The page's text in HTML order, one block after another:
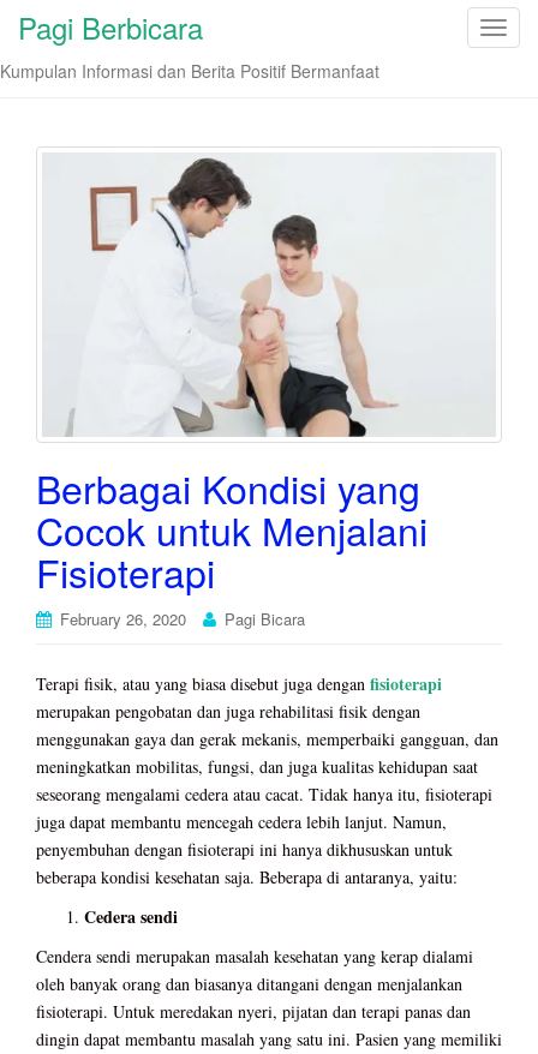
T
l
n
Pagi Berbicara
Kumpulan Informasi dan Berita Positif Bermanfaat
Berbagai Kondisi yang
Cocok untuk Menjalani
Fisioterapi
February 26, 2020 Pagi Bicara
Terapi fisik, atau yang biasa disebut juga dengan fisioterapi
merupakan pengobatan dan juga rehabilitasi fisik dengan
menggunakan gaya dan gerak mekanis, memperbaiki gangguan, dan
meningkatkan mobilitas, fungsi, dan juga kualitas kehidupan saat
seseorang mengalami cedera atau cacat. Tidak hanya itu, fisioterapi
juga dapat membantu mencegah cedera lebih lanjut. Namun,
penyembuhan dengan fisioterapi ini hanya dikhususkan untuk
beberapa kondisi kesehatan saja. Beberapa di antaranya, yaitu:
Cedera sendi
Cendera sendi merupakan masalah kesehatan yang kerap dialami
oleh banyak orang dan biasanya ditangani dengan menjalankan
fisioterapi. Untuk meredakan nyeri, pijatan dan terapi panas dan
dingin dapat membantu masalah yang satu ini. Pasien yang memiliki